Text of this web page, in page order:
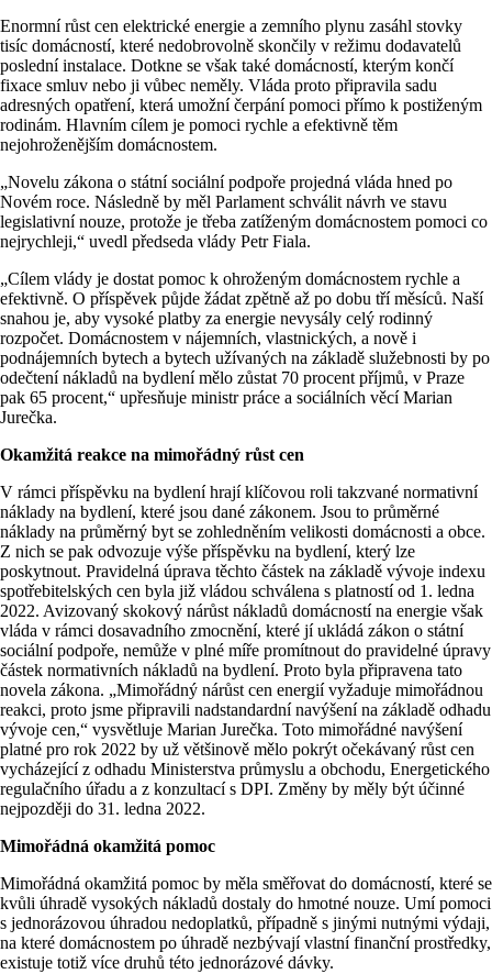
Enormní růst cen elektrické energie a zemního plynu zasáhl stovky
tisíc domácností, které nedobrovolně skončily v režimu dodavatelů
poslední instalace. Dotkne se však také domácností, kterým končí
fixace smluv nebo ji vůbec neměly. Vláda proto připravila sadu
adresných opatření, která umožní čerpání pomoci přímo k postiženým
rodinám. Hlavním cílem je pomoci rychle a efektivně těm
nejohroženějším domácnostem.
„Novelu zákona o státní sociální podpoře projedná vláda hned po
Novém roce. Následně by měl Parlament schválit návrh ve stavu
legislativní nouze, protože je třeba zatíženým domácnostem pomoci co
nejrychleji,“ uvedl předseda vlády Petr Fiala.
„Cílem vlády je dostat pomoc k ohroženým domácnostem rychle a
efektivně. O příspěvek půjde žádat zpětně až po dobu tří měsíců. Naší
snahou je, aby vysoké platby za energie nevysály celý rodinný
rozpočet. Domácnostem v nájemních, vlastnických, a nově i
podnájemních bytech a bytech užívaných na základě služebnosti by po
odečtení nákladů na bydlení mělo zůstat 70 procent příjmů, v Praze
pak 65 procent,“ upřesňuje ministr práce a sociálních věcí Marian
Jurečka.
Okamžitá reakce na mimořádný růst cen
V rámci příspěvku na bydlení hrají klíčovou roli takzvané normativní
náklady na bydlení, které jsou dané zákonem. Jsou to průměrné
náklady na průměrný byt se zohledněním velikosti domácnosti a obce.
Z nich se pak odvozuje výše příspěvku na bydlení, který lze
poskytnout. Pravidelná úprava těchto částek na základě vývoje indexu
spotřebitelských cen byla již vládou schválena s platností od 1. ledna
2022. Avizovaný skokový nárůst nákladů domácností na energie však
vláda v rámci dosavadního zmocnění, které jí ukládá zákon o státní
sociální podpoře, nemůže v plné míře promítnout do pravidelné úpravy
částek normativních nákladů na bydlení. Proto byla připravena tato
novela zákona. „Mimořádný nárůst cen energií vyžaduje mimořádnou
reakci, proto jsme připravili nadstandardní navýšení na základě odhadu
vývoje cen,“ vysvětluje Marian Jurečka. Toto mimořádné navýšení
platné pro rok 2022 by už většinově mělo pokrýt očekávaný růst cen
vycházející z odhadu Ministerstva průmyslu a obchodu, Energetického
regulačního úřadu a z konzultací s DPI. Změny by měly být účinné
nejpozději do 31. ledna 2022.
Mimořádná okamžitá pomoc
Mimořádná okamžitá pomoc by měla směřovat do domácností, které se
kvůli úhradě vysokých nákladů dostaly do hmotné nouze. Umí pomoci
s jednorázovou úhradou nedoplatků, případně s jinými nutnými výdaji,
na které domácnostem po úhradě nezbývají vlastní finanční prostředky,
existuje totiž více druhů této jednorázové dávky.